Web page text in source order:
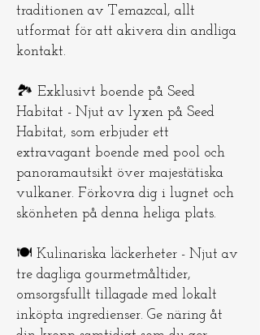
traditionen av Temazcal, allt
utformat för att akivera din andliga
kontakt.
🏞️ Exklusivt boende på Seed
Habitat - Njut av lyxen på Seed
Habitat, som erbjuder ett
extravagant boende med pool och
panoramautsikt över majestätiska
vulkaner. Förkovra dig i lugnet och
skönheten på denna heliga plats.
🍽️ Kulinariska läckerheter - Njut av
tre dagliga gourmetmåltider,
omsorgsfullt tillagade med lokalt
inköpta ingredienser. Ge näring åt